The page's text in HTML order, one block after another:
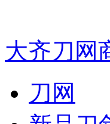
大齐刀网
刀网